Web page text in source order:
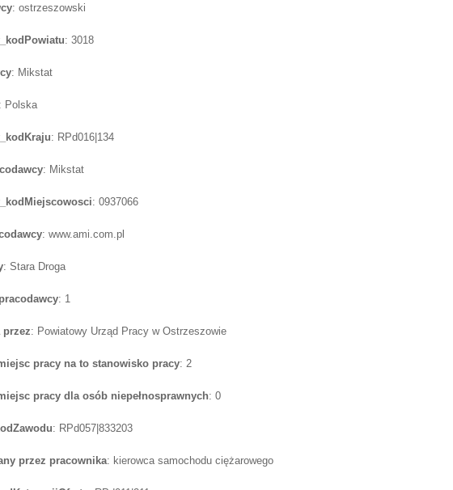
: ostrzeszowski
: 3018
: Mikstat
: Polska
: RPd016|134
: Mikstat
: 0937066
: www.ami.com.pl
: Stara Droga
: 1
przez: Powiatowy Urząd Pracy w Ostrzeszowie
pracy na to stanowisko pracy: 2
pracy dla osób niepełnosprawnych: 0
: RPd057|833203
przez pracownika: kierowca samochodu ciężarowego